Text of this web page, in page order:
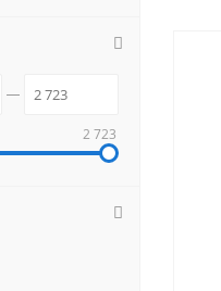
2 723